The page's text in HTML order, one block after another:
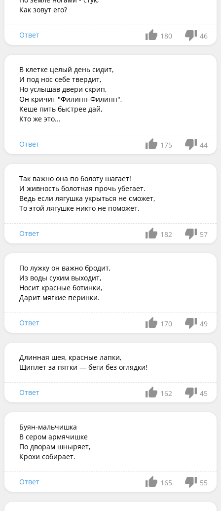
Как зовут его?
Ответ 180 46
В клетке целый день сидит,
И под нос себе твердит,
Но услышав двери скрип,
Он кричит "Филипп-Филипп",
Кеше пить быстрее дай,
Кто же это...
Ответ 175 44
Так важно она по болоту шагает!
И живность болотная прочь убегает.
Ведь если лягушка укрыться не сможет,
То этой лягушке никто не поможет.
Ответ 182 57
По лужку он важно бродит,
Из воды сухим выходит,
Носит красные ботинки,
Дарит мягкие перинки.
Ответ 170 49
Длинная шея, красные лапки,
Щиплет за пятки — беги без оглядки!
Ответ 162 45
Буян-мальчишка
В сером армячишке
По дворам шныряет,
Крохи собирает.
Ответ 165 55